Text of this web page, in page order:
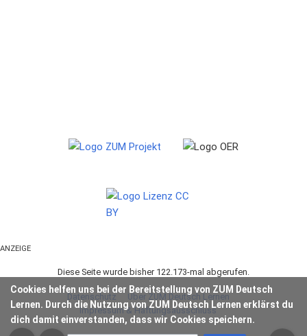
Cookies helfen uns bei der Bereitstellung von ZUM Deutsch
Lernen. Durch die Nutzung von ZUM Deutsch Lernen erklärst du
dich damit einverstanden, dass wir Cookies speichern.
ANZEIGE
Diese Seite wurde bisher 122.173-mal abgerufen.
Datenschutz
Über ZUM Deutsch Lernen
Impressum & Haftungsausschluss